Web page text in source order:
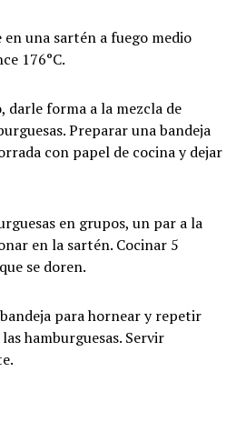
una sartén a fuego medio
176°C.
forma a la mezcla de
Preparar una bandeja
con papel de cocina y dejar
en grupos, un par a la
en la sartén. Cocinar 5
se doren.
para hornear y repetir
hamburguesas. Servir